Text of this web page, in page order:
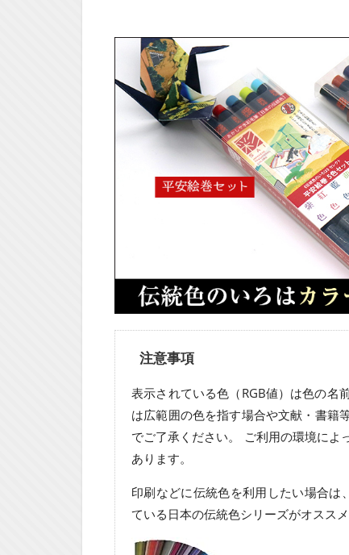
注意事項
表示されている色（RGB値）は色の名
は広範囲の色を指す場合や文献・書籍
でご了承ください。 ご利用の環境に
あります。
印刷などに伝統色を利用したい場合は
ている日本の伝統色シリーズがオススメ